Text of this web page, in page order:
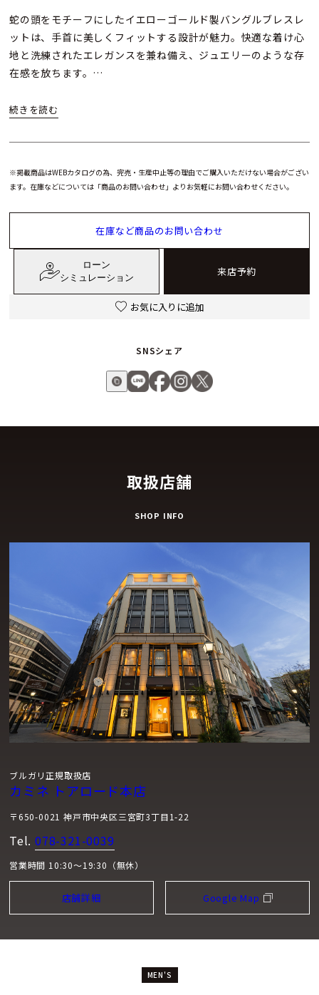
蛇の頭をモチーフにしたイエローゴールド製バングルブレスレ
ットは、手首に美しくフィットする設計が魅力。快適な着け心
地と洗練されたエレガンスを兼ね備え、ジュエリーのような存
在感を放ちます。
さらに、より細くデザインされたブレスレットは、重ね付けや
的なラインをよりモダンに演出。身に着けやすい芸術作品とし
す。
※掲載商品はWEBカタログの為、完売・生産中止等の理由でご購入いただけない場合がござい
ます。在庫などについては「商品のお問い合わせ」よりお気軽にお問い合わせください。
在庫など商品のお問い合わせ
ローン
シミュレーション
来店予約
お気に入りに追加
SNSシェア
取扱店舗
SHOP INFO
ブルガリ正規取扱店
カミネ トアロード本店
〒650-0021 神戸市中央区三宮町3丁目1-22
Tel. 078-321-0039
営業時間 10:30～19:30（無休）
店舗詳細 Google Map
MEN'S